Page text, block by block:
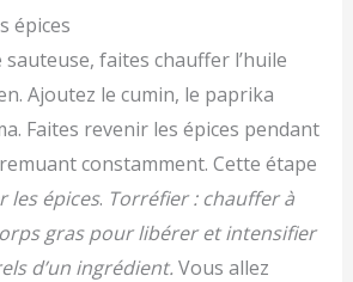
épices
faites chauffer l’huile
Ajoutez le cumin, le paprika
Faites revenir les épices pendant
constamment. Cette étape
les épices. Torréfier : chauffer à
gras pour libérer et intensifier
d’un ingrédient. Vous allez